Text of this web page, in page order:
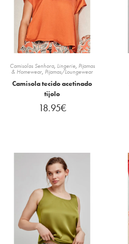
Camisolas Senhora, Lingerie, Pijamas
& Homewear, Pijamas/Loungewear
Camisola tecido acetinado
tijolo
18.95€